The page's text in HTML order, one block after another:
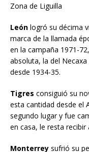
Zona de Liguilla
León logró su décima
marca de la llamada
en la campaña 1971-
absoluta, la del
desde 1934-35.
Tigres consiguió su
esta cantidad desde el
segundo lugar y fue
en casa, le resta recibir
Monterrey sufrió su